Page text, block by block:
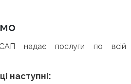
надає послуги по всій
наступні: